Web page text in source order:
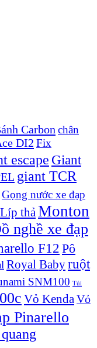
Carbon chân
DI2 Fix
escape Giant
giant TCR
Gọng nước xe đạp
Líp thảMonton
nghề xe đạp
F12 Pô
Royal Babyruột
SNM100 Túi
Vỏ KendaVỏ
Pinarello